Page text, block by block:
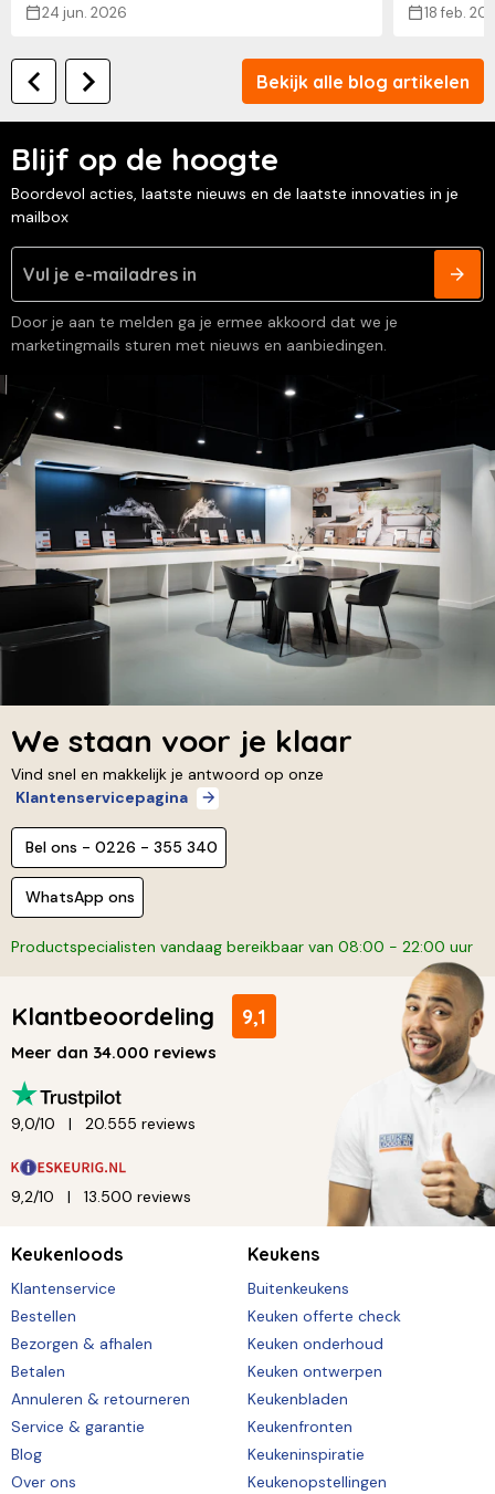
24 jun. 2026 18 feb.
Bekijk alle blog artikelen
Blijf op de hoogte
Boordevol acties, laatste nieuws en de laatste innovaties in je
mailbox
Door je aan te melden ga je ermee akkoord dat we je
marketingmails sturen met nieuws en aanbiedingen.
We staan voor je klaar
Vind snel en makkelijk je antwoord op onze
Klantenservicepagina
Bel ons - 0226 - 355 340
WhatsApp ons
Productspecialisten vandaag bereikbaar van 08:00 - 22:00 uur
Klantbeoordeling 9,1
Meer dan 34.000 reviews
9,0/10 20.555 reviews
9,2/10 13.500 reviews
Keukenloods
Klantenservice
Bestellen
Bezorgen & afhalen
Betalen
Annuleren & retourneren
Service & garantie
Blog
Over ons
Keukens
Buitenkeukens
Keuken offerte check
Keuken onderhoud
Keuken ontwerpen
Keukenbladen
Keukenfronten
Keukeninspiratie
Keukenopstellingen